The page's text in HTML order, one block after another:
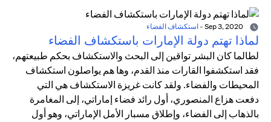
- استكشاف الفضاء
لماذا تهتم دولة الإمارات باستكشاف الفضاء
لطالما كان البشر تواقين إلى البحث والاستكشاف بحكم طبيعتهم،
فقد استكشفوا القارات منذ القدم، وها هم يواصلون استكشاف
المحيطات والفضاء. ولقد كانت غريزة الاستكشاف هي التي
دفعت هزاع المنصوري، أول رائد فضاء إماراتي، إلى المغامرة
بالذهاب إلى الفضاء، وإطلاق مسبار الأمل الإماراتي، وهو أول